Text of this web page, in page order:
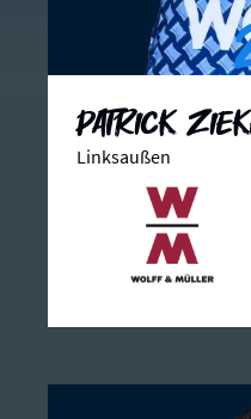
Patrick
Linksaußen